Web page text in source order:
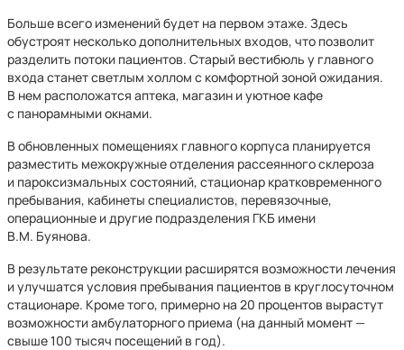
Больше всего изменений будет на первом этаже. Здесь
обустроят несколько дополнительных входов, что позволит
разделить потоки пациентов. Старый вестибюль у главного
входа станет светлым холлом с комфортной зоной ожидания.
В нем расположатся аптека, магазин и уютное кафе
с панорамными окнами.
В обновленных помещениях главного корпуса планируется
разместить межокружные отделения рассеянного склероза
и пароксизмальных состояний, стационар кратковременного
пребывания, кабинеты специалистов, перевязочные,
операционные и другие подразделения ГКБ имени
В.М. Буянова.
В результате реконструкции расширятся возможности лечения
и улучшатся условия пребывания пациентов в круглосуточном
стационаре. Кроме того, примерно на 20 процентов вырастут
возможности амбулаторного приема (на данный момент —
свыше 100 тысяч посещений в год).